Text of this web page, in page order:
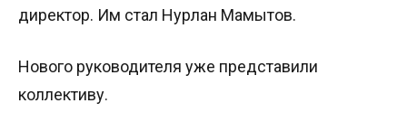
директор. Им стал Нурлан Мамытов.
Нового руководителя уже представили
коллективу.